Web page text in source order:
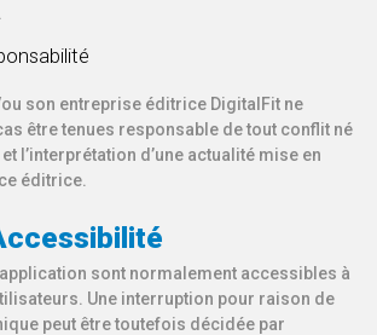
ou son entreprise éditrice DigitalFit ne
être tenues responsable de tout conflit né
l’interprétation d’une actualité mise en
éditrice.
sont normalement accessibles à
Une interruption pour raison de
peut être toutefois décidée par